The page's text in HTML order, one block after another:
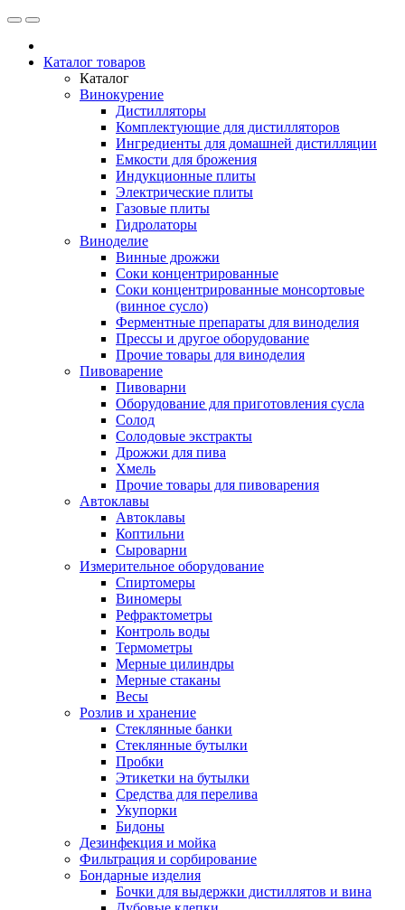
Каталог товаров
Каталог
Винокурение
Дистилляторы
Комплектующие для дистилляторов
Ингредиенты для домашней дистилляции
Емкости для брожения
Индукционные плиты
Электрические плиты
Газовые плиты
Гидролаторы
Виноделие
Винные дрожжи
Соки концентрированные
Соки концентрированные монсортовые
(винное сусло)
Ферментные препараты для виноделия
Прессы и другое оборудование
Прочие товары для виноделия
Пивоварение
Пивоварни
Оборудование для приготовления сусла
Солод
Солодовые экстракты
Дрожжи для пива
Хмель
Прочие товары для пивоварения
Автоклавы
Автоклавы
Коптильни
Сыроварни
Измерительное оборудование
Спиртомеры
Виномеры
Рефрактометры
Контроль воды
Термометры
Мерные цилиндры
Мерные стаканы
Весы
Розлив и хранение
Стеклянные банки
Стеклянные бутылки
Пробки
Этикетки на бутылки
Средства для перелива
Укупорки
Бидоны
Дезинфекция и мойка
Фильтрация и сорбирование
Бондарные изделия
Бочки для выдержки дистиллятов и вина